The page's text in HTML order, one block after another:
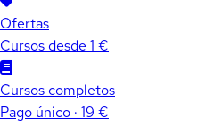
Ofertas
Cursos desde 1 €
Cursos completos
Pago único · 19 €